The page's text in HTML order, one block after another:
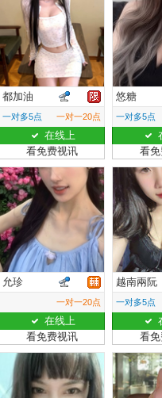
都加油
一对多5点 一对一20点
在线上
看免费视讯
悠糖
一对多5点
看
允珍
一对一20点
在线上
看免费视讯
越南兩阮
一对多5点
看